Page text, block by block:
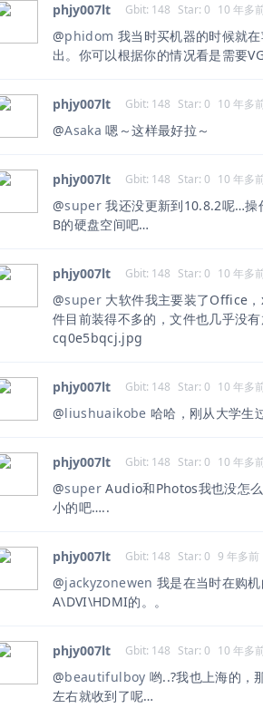
phjy007lt Gbit: 148 Star: 0 10 年多
@phidom 我当时买机器的时候就
出。你可以根据你的情况看是需要
phjy007lt Gbit: 148 Star: 0 10 年多
@Asaka 嗯～这样最好拉～
phjy007lt Gbit: 148 Star: 0 10 年多
@super 我还没更新到10.8.2呢…操
B的硬盘空间吧…
phjy007lt Gbit: 148 Star: 0 10 年多
@super 大软件我主要装了Office
件目前装得不多的，文件也几乎
cq0e5bqcj.jpg
phjy007lt Gbit: 148 Star: 0 10 年多
@liushuaikobe 哈哈，刚从大学生
phjy007lt Gbit: 148 Star: 0 10 年多
@super Audio和Photos我也没怎
小的吧…..
phjy007lt Gbit: 148 Star: 0 9 年多前
@jackyzonewen 我是在当时在购
A\DVI\HDMI的。。
phjy007lt Gbit: 148 Star: 0 10 年多
@beautifulboy 哟..?我也上海的，
左右就收到了呢…